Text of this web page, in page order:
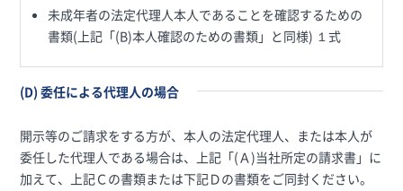
未成年者の法定代理人本人であることを確認するための
書類(上記「(B)本人確認のための書類」と同様) １式
(D) 委任による代理人の場合
開示等のご請求をする方が、本人の法定代理人、または本人が
委任した代理人である場合は、上記「(Ａ)当社所定の請求書」に
加えて、上記Ｃの書類または下記Ｄの書類をご同封ください。